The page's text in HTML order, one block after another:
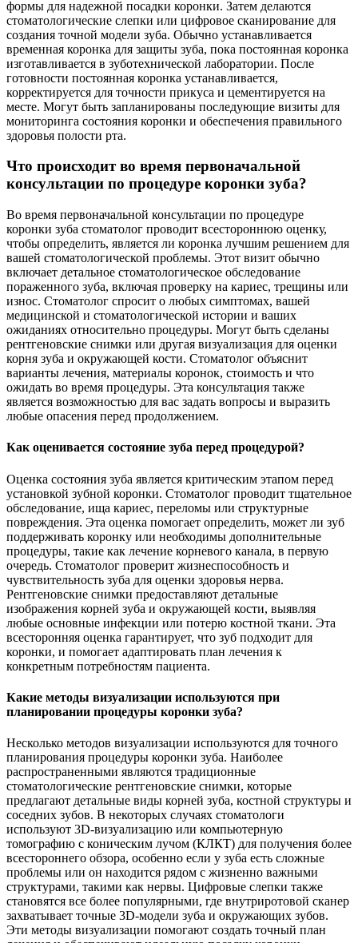
формы для надежной посадки коронки. Затем делаются
стоматологические слепки или цифровое сканирование для
создания точной модели зуба. Обычно устанавливается
временная коронка для защиты зуба, пока постоянная коронка
изготавливается в зуботехнической лаборатории. После
готовности постоянная коронка устанавливается,
корректируется для точности прикуса и цементируется на
месте. Могут быть запланированы последующие визиты для
мониторинга состояния коронки и обеспечения правильного
здоровья полости рта.
Что происходит во время первоначальной
консультации по процедуре коронки зуба?
Во время первоначальной консультации по процедуре
коронки зуба стоматолог проводит всестороннюю оценку,
чтобы определить, является ли коронка лучшим решением для
вашей стоматологической проблемы. Этот визит обычно
включает детальное стоматологическое обследование
пораженного зуба, включая проверку на кариес, трещины или
износ. Стоматолог спросит о любых симптомах, вашей
медицинской и стоматологической истории и ваших
ожиданиях относительно процедуры. Могут быть сделаны
рентгеновские снимки или другая визуализация для оценки
корня зуба и окружающей кости. Стоматолог объяснит
варианты лечения, материалы коронок, стоимость и что
ожидать во время процедуры. Эта консультация также
является возможностью для вас задать вопросы и выразить
любые опасения перед продолжением.
Как оценивается состояние зуба перед процедурой?
Оценка состояния зуба является критическим этапом перед
установкой зубной коронки. Стоматолог проводит тщательное
обследование, ища кариес, переломы или структурные
повреждения. Эта оценка помогает определить, может ли зуб
поддерживать коронку или необходимы дополнительные
процедуры, такие как лечение корневого канала, в первую
очередь. Стоматолог проверит жизнеспособность и
чувствительность зуба для оценки здоровья нерва.
Рентгеновские снимки предоставляют детальные
изображения корней зуба и окружающей кости, выявляя
любые основные инфекции или потерю костной ткани. Эта
всесторонняя оценка гарантирует, что зуб подходит для
коронки, и помогает адаптировать план лечения к
конкретным потребностям пациента.
Какие методы визуализации используются при
планировании процедуры коронки зуба?
Несколько методов визуализации используются для точного
планирования процедуры коронки зуба. Наиболее
распространенными являются традиционные
стоматологические рентгеновские снимки, которые
предлагают детальные виды корней зуба, костной структуры и
соседних зубов. В некоторых случаях стоматологи
используют 3D-визуализацию или компьютерную
томографию с коническим лучом (КЛКТ) для получения более
всестороннего обзора, особенно если у зуба есть сложные
проблемы или он находится рядом с жизненно важными
структурами, такими как нервы. Цифровые слепки также
становятся все более популярными, где внутриротовой сканер
захватывает точные 3D-модели зуба и окружающих зубов.
Эти методы визуализации помогают создать точный план